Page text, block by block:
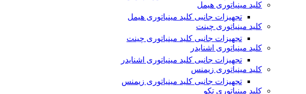
کلید مینیاتوری هیمل
تجهیزات جانبی کلید مینیاتوری هیمل
کلید مینیاتوری چینت
تجهیزات جانبی کلید مینیاتوری چینت
کلید مینیاتوری اشنایدر
تجهیزات جانبی کلید مینیاتوری اشنایدر
کلید مینیاتوری زیمنس
تجهیزات جانبی کلید مینیاتوری زیمنس
کلید مینیاتوری تکو